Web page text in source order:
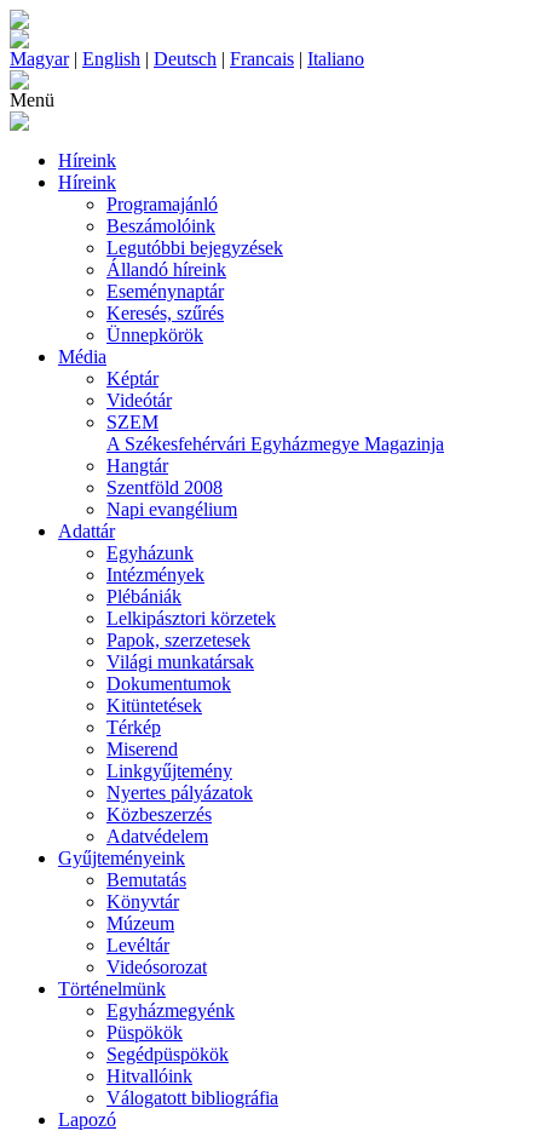
Magyar| English | Deutsch | Francais | Italiano
Menü
Híreink
Híreink
Programajánló
Beszámolóink
Legutóbbi bejegyzések
Állandó híreink
Eseménynaptár
Keresés, szűrés
Ünnepkörök
Média
Képtár
Videótár
SZEM
A Székesfehérvári Egyházmegye Magazinja
Hangtár
Szentföld 2008
Napi evangélium
Adattár
Egyházunk
Intézmények
Plébániák
Lelkipásztori körzetek
Papok, szerzetesek
Világi munkatársak
Dokumentumok
Kitüntetések
Térkép
Miserend
Linkgyűjtemény
Nyertes pályázatok
Közbeszerzés
Adatvédelem
Gyűjteményeink
Bemutatás
Könyvtár
Múzeum
Levéltár
Videósorozat
Történelmünk
Egyházmegyénk
Püspökök
Segédpüspökök
Hitvallóink
Válogatott bibliográfia
Lapozó